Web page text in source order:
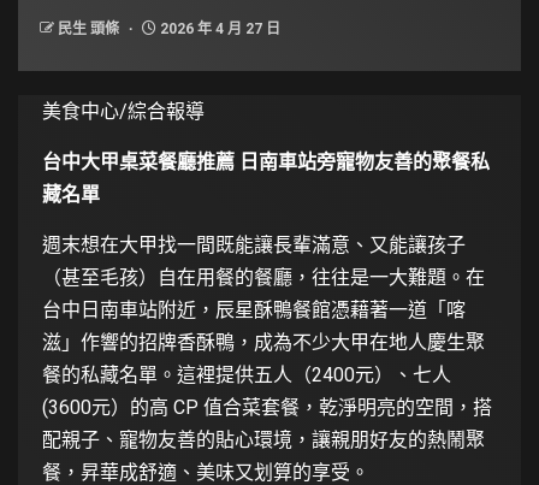
民生 頭條 2026 年 4 月 27 日
美食中心/綜合報導
台中大甲桌菜餐廳推薦 日南車站旁寵物友善的聚餐私
藏名單
週末想在大甲找一間既能讓長輩滿意、又能讓孩子
（甚至毛孩）自在用餐的餐廳，往往是一大難題。在
台中日南車站附近，辰星酥鴨餐館憑藉著一道「喀
滋」作響的招牌香酥鴨，成為不少大甲在地人慶生聚
餐的私藏名單。這裡提供五人（2400元）、七人
(3600元）的高 CP 值合菜套餐，乾淨明亮的空間，搭
配親子、寵物友善的貼心環境，讓親朋好友的熱鬧聚
餐，昇華成舒適、美味又划算的享受。